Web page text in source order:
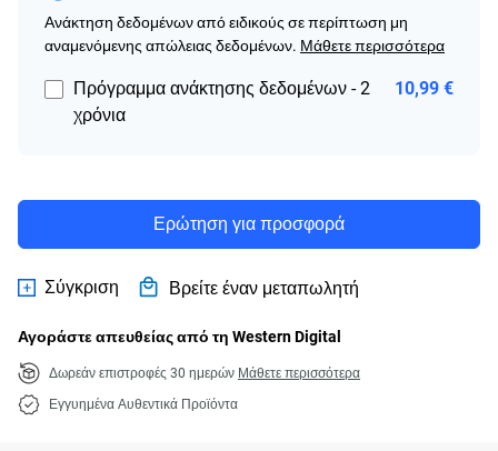
Ανάκτηση δεδομένων από ειδικούς σε περίπτωση μη
αναμενόμενης απώλειας δεδομένων. Μάθετε περισσότερα
Πρόγραμμα ανάκτησης δεδομένων - 2
χρόνια
10,99 €
Ερώτηση για προσφορά
Σύγκριση Βρείτε έναν μεταπωλητή
Αγοράστε απευθείας από τη Western Digital
Δωρεάν επιστροφές 30 ημερών Μάθετε περισσότερα
Εγγυημένα Αυθεντικά Προϊόντα